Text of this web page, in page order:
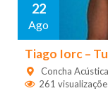
22
Ago
Tiago Iorc –
Concha Acústica
261